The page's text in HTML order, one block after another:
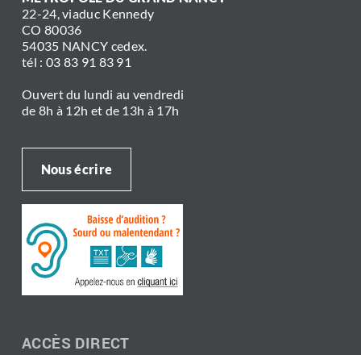
22-24, viaduc Kennedy
CO 80036
54035 NANCY cedex.
tél : 03 83 91 83 91
Ouvert du lundi au vendredi
de 8h à 12h et de 13h à 17h
Nous écrire
ACCÈS DIRECT